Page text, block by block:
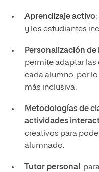
Aprendizaje activo:
y los estudiantes
Personalización de
permite adaptar las
cada alumno, por
más inclusiva.
Metodologías de
actividades
creativos para
alumnado.
Tutor personal :